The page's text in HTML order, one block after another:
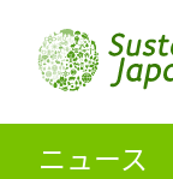
ニュース